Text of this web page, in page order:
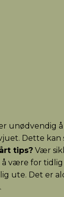
unødvendig
Dette kan
tips? Vær
å være for
ute. Det er